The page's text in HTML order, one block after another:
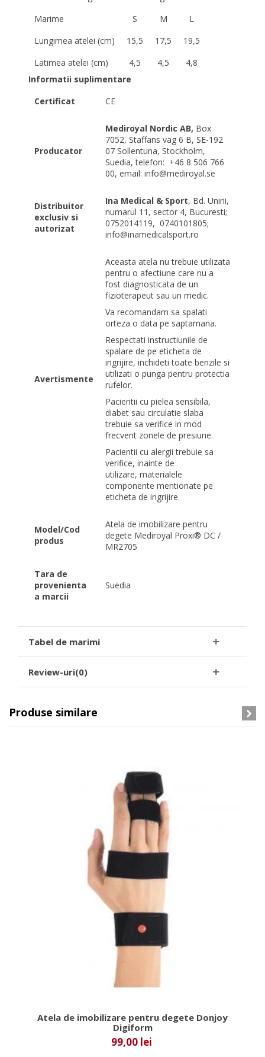
Marime
S M
L
Lungimea atelei (cm)
15,5 17,5
19,5
Latimea atelei (cm)
4,5 4,5
4,8
Informatii suplimentare
Certificat
CE
Producator
Mediroyal Nordic AB, Box
7052, Staffans väg 6 B, SE-192
07 Sollentuna, Stockholm,
Suedia, telefon: +46 8 506 766
00, email: info@mediroyal.se
Distribuitor
exclusiv si
autorizat
Ina Medical & Sport, Bd. Unirii,
numarul 11, sector 4, Bucuresti;
0752014119, 0740101805;
info@inamedicalsport.ro
Avertismente
Aceasta atela nu trebuie utilizata
pentru o afectiune care nu a
fost diagnosticata de un
fizioterapeut sau un medic.
Va recomandam sa spalati
orteza o data pe saptamana.
Respectati instructiunile de
spalare de pe eticheta de
ingrijire, inchideti toate benzile si
utilizati o punga pentru protectia
rufelor.
Pacientii cu pielea sensibila,
diabet sau circulatie slaba
trebuie sa verifice in mod
frecvent zonele de presiune.
Pacientii cu alergii trebuie sa
verifice, inainte de
utilizare, materialele
componente mentionate pe
eticheta de ingrijire.
Model/Cod
produs
Atela de imobilizare pentru
degete Mediroyal Proxi® DC /
MR2705
Tara de
provenienta
a marcii
Suedia
Tabel de marimi
Review-uri(0)
Produse similare
Atela de imobilizare pentru degete Donjoy
Digiform
99,00 lei